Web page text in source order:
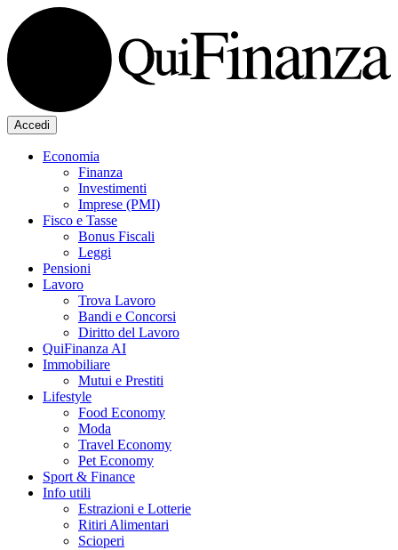
Accedi
Economia
Finanza
Investimenti
Imprese (PMI)
Fisco e Tasse
Bonus Fiscali
Leggi
Pensioni
Lavoro
Trova Lavoro
Bandi e Concorsi
Diritto del Lavoro
QuiFinanza AI
Immobiliare
Mutui e Prestiti
Lifestyle
Food Economy
Moda
Travel Economy
Pet Economy
Sport & Finance
Info utili
Estrazioni e Lotterie
Ritiri Alimentari
Scioperi